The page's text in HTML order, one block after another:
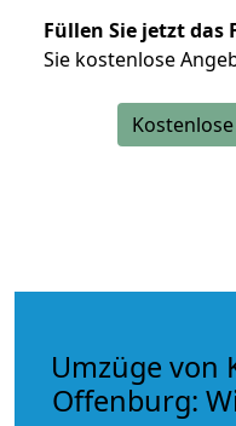
Füllen Sie jetzt das
Sie kostenlose
Umzüge von
Offenburg: